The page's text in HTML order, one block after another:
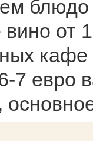
блюдо
от
кафе
7 евро